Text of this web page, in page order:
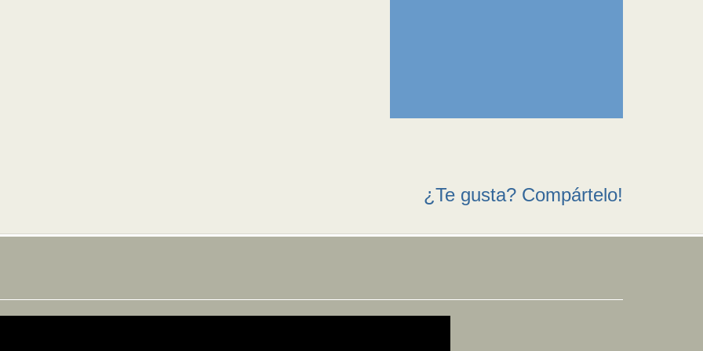
¿Te gusta? Compártelo!